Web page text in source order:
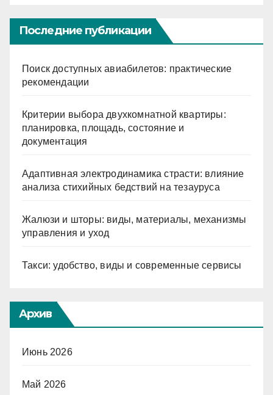
Последние публикации
Поиск доступных авиабилетов: практические
рекомендации
Критерии выбора двухкомнатной квартиры:
планировка, площадь, состояние и
документация
Адаптивная электродинамика страсти: влияние
анализа стихийных бедствий на тезауруса
Жалюзи и шторы: виды, материалы, механизмы
управления и уход
Такси: удобство, виды и современные сервисы
Архив
Июнь 2026
Май 2026